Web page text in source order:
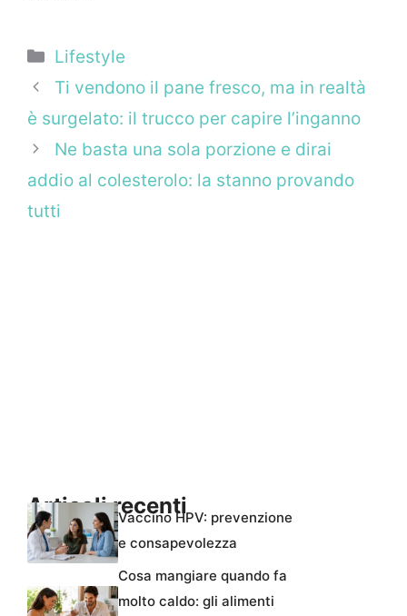
Categorie
Lifestyle
Ti vendono il pane fresco, ma in realtà
è surgelato: il trucco per capire l’inganno
Ne basta una sola porzione e dirai
addio al colesterolo: la stanno provando
tutti
Articoli recentiVaccino HPV: prevenzione
e consapevolezza
Cosa mangiare quando fa
molto caldo: gli alimenti